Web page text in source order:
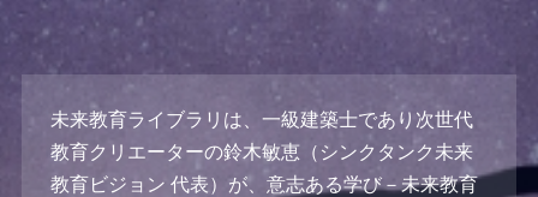
未来教育ライブラリは、一級建築士であり次世代
教育クリエーターの鈴木敏恵（シンクタンク未来
教育ビジョン 代表）が、意志ある学び－未来教育